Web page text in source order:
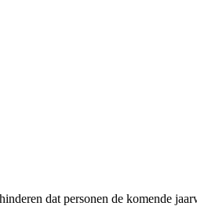
dat personen de komende